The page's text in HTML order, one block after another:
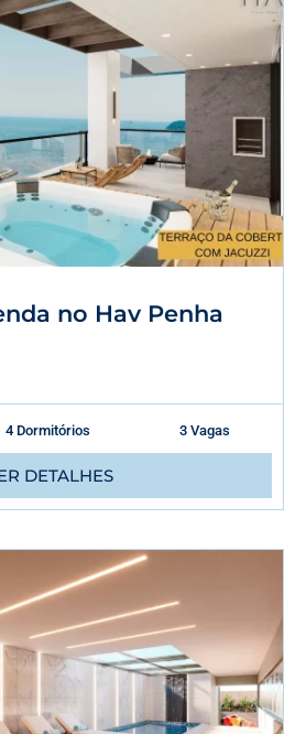
no Hav Penha
4 Dormitórios 3 Vagas
DETALHES